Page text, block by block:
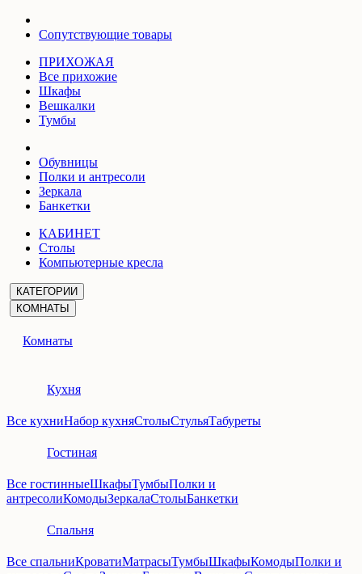
Сопутствующие товары
ПРИХОЖАЯ
Все прихожие
Шкафы
Вешкалки
Тумбы
Обувницы
Полки и антресоли
Зеркала
Банкетки
КАБИНЕТ
Столы
Компьютерные кресла
КАТЕГОРИИ
КОМНАТЫ
Комнаты
Кухня
Все кухниНабор кухняСтолыСтульяТабуреты
Гостиная
Все гостинныеШкафыТумбыПолки и
антресолиКомодыЗеркалаСтолыБанкетки
Спальня
Все спальниКроватиМатрасыТумбыШкафыКомодыПолки и